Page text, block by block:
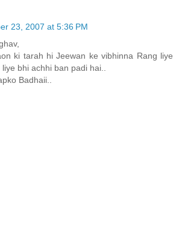
23, 2007 at 5:36 PM
ki tarah hi Jeewan ke vibhinna Rang liye
bhi achhi ban padi hai..
Badhaii..